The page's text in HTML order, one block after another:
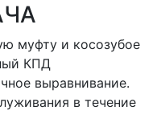
муфту и косозубое
КПД
выравнивание.
в течение